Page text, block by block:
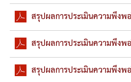
ประกาศจัดซื้อ-จัดจ้าง
ประกาศจัดซื้อ-จัดจ้างภาค
รายงานผู้ใช้บริการกล้อง
สรุปผลการประเมินความพึงพ
สรุปผลการประเมินความพึงพ
สรุปผลการประเมินความพึงพ